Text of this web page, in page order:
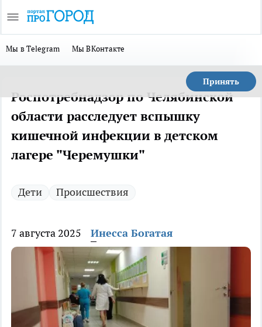
Мы в Telegram Мы ВКонтакте
Принять
Роспотребнадзор по Челябинской
области расследует вспышку
кишечной инфекции в детском
лагере "Черемушки"
Дети Происшествия
7 августа 2025 Инесса Богатая